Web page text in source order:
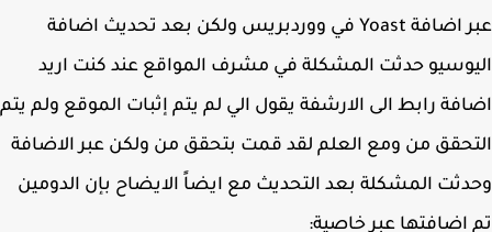
عبر اضافة Yoast في ووردبريس ولكن بعد تحديث اضافة
حدثت المشكلة في مشرف المواقع عند كنت اريد
رابط الى الارشفة يقول الي لم يتم إثبات الموقع ولم يتم
من ومع العلم لقد قمت بتحقق من ولكن عبر الاضافة
المشكلة بعد التحديث مع ايضاً الايضاح بإن الدومين
اضافتها عبر خاصية: